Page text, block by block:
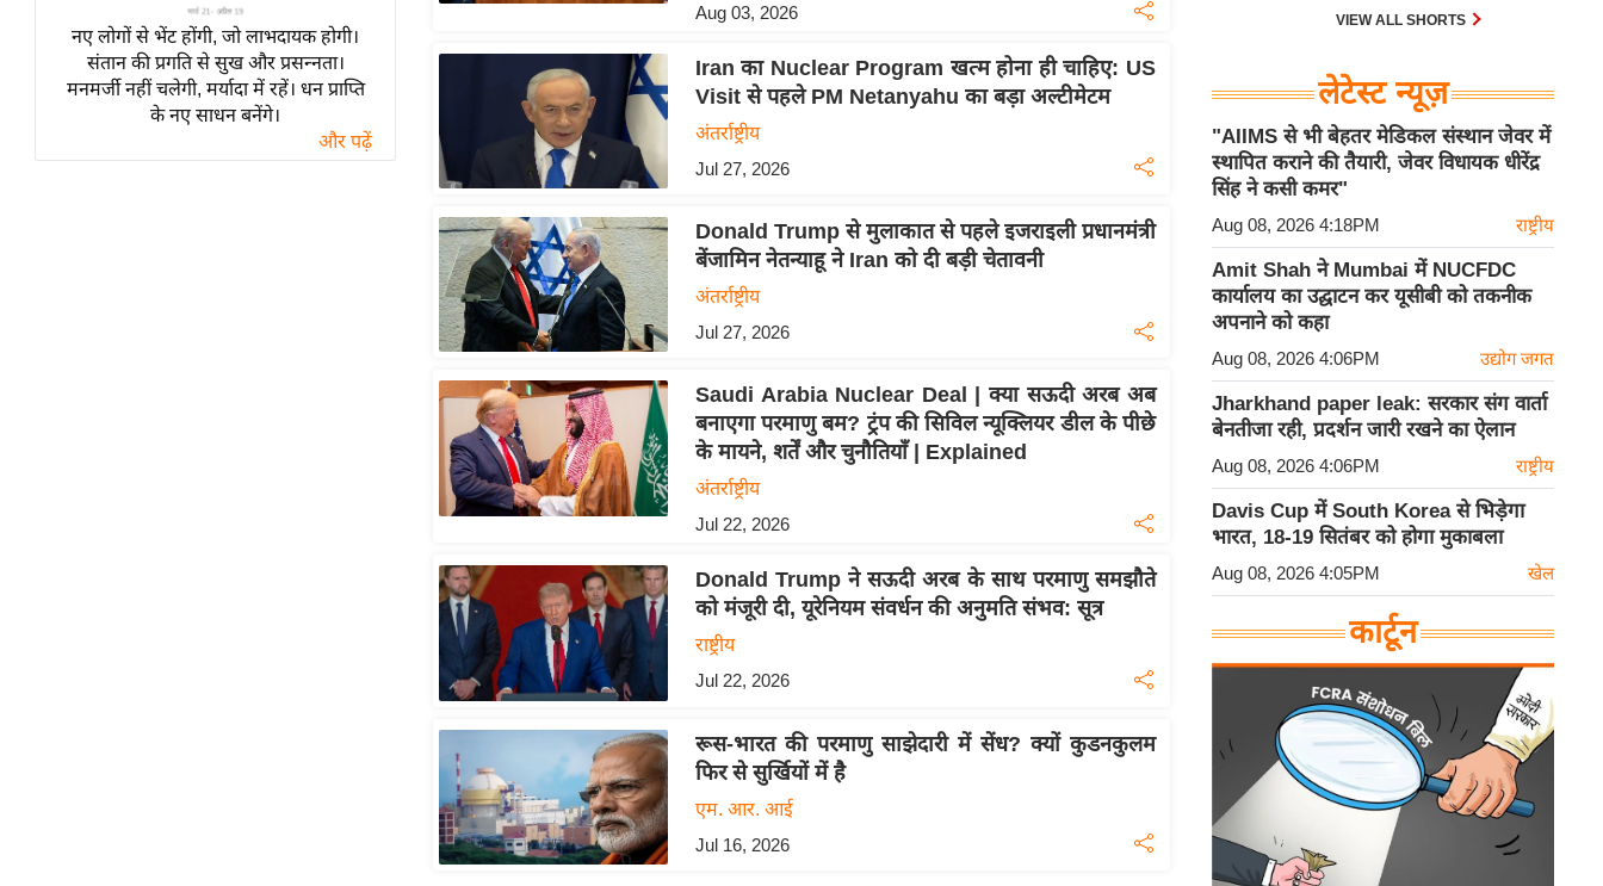
टेक्नॉलॉजी
ब्यूटी/फैशन
घरेलू नुस्खे
पर्यटन स्थल
फिटनेस मंत्रा
नए लोगों से भेंट होंगी, जो लाभदायक होगी।
संतान की प्रगति से सुख और प्रसन्नता।
मनमर्जी नहीं चलेगी, मर्यादा में रहें। धन प्राप्ति
के नए साधन बनेंगे।
और पढ़ें
Aug 03, 2026
Iran का Nuclear Program खत्म होना ही चाहिए: US
Visit से पहले PM Netanyahu का बड़ा अल्टीमेटम
अंतर्राष्ट्रीय
Jul 27, 2026
Donald Trump से मुलाकात से पहले इजराइली प्रधानमंत्री
बेंजामिन नेतन्याहू ने Iran को दी बड़ी चेतावनी
अंतर्राष्ट्रीय
Jul 27, 2026
Saudi Arabia Nuclear Deal | क्या सऊदी अरब अब
बनाएगा परमाणु बम? ट्रंप की सिविल न्यूक्लियर डील के पीछे
के मायने, शर्तें और चुनौतियाँ | Explained
अंतर्राष्ट्रीय
Jul 22, 2026
Donald Trump ने सऊदी अरब के साथ परमाणु समझौते
को मंजूरी दी, यूरेनियम संवर्धन की अनुमति संभव: सूत्र
राष्ट्रीय
Jul 22, 2026
रूस-भारत की परमाणु साझेदारी में सेंध? क्यों कुडनकुलम
फिर से सुर्खियों में है
एम. आर. आई
Jul 16, 2026
VIEW ALL SHORTS
लेटेस्ट न्यूज़
"AIIMS से भी बेहतर मेडिकल संस्थान जेवर में
स्थापित कराने की तैयारी, जेवर विधायक धीरेंद्र
सिंह ने कसी कमर"
Aug 08, 2026 4:18PM राष्ट्रीय
Amit Shah ने Mumbai में NUCFDC
कार्यालय का उद्घाटन कर यूसीबी को तकनीक
अपनाने को कहा
Aug 08, 2026 4:06PM उद्योग जगत
Jharkhand paper leak: सरकार संग वार्ता
बेनतीजा रही, प्रदर्शन जारी रखने का ऐलान
Aug 08, 2026 4:06PM राष्ट्रीय
Davis Cup में South Korea से भिड़ेगा
भारत, 18-19 सितंबर को होगा मुकाबला
Aug 08, 2026 4:05PM खेल
कार्टून